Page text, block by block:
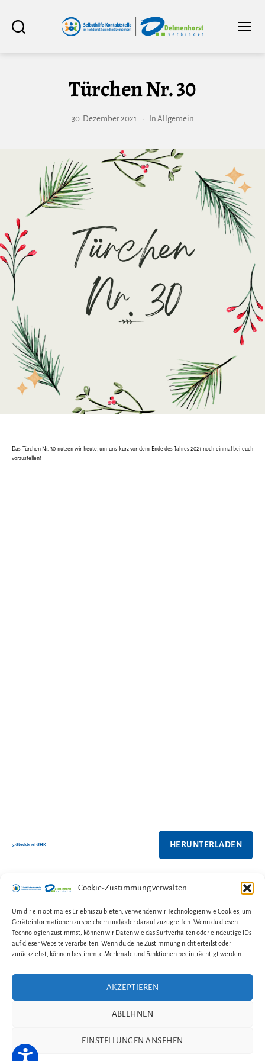
Cookie-Zustimmung verwalten
Um dir ein optimales Erlebnis zu bieten, verwenden wir Technologien wie Cookies, um
Geräteinformationen zu speichern und/oder darauf zuzugreifen. Wenn du diesen
Technologien zustimmst, können wir Daten wie das Surfverhalten oder eindeutige IDs
auf dieser Website verarbeiten. Wenn du deine Zustimmung nicht erteilst oder
zurückziehst, können bestimmte Merkmale und Funktionen beeinträchtigt werden.
AKZEPTIEREN
ABLEHNEN
EINSTELLUNGEN ANSEHEN
im
Türchen Nr. 30
30. Dezember 2021 In Allgemein
Das Türchen Nr. 30 nutzen wir heute, um uns kurz vor dem Ende des Jahres 2021 noch einmal bei euch
vorzustellen!
5.-Steckbrief-SHK HERUNTERLADEN
← Türchen Nr. 29
→ Türchen Nr. 31
© 2026
Selbsthilfe-Kontaktstelle im Fachdienst Gesundheit
Delmenhorst
Kontakt Impressum
Datenschutzerklärung